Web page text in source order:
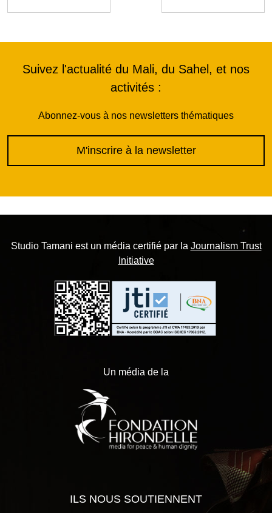
Suivez l'actualité du Mali, du Sahel, et nos
activités :
Abonnez-vous à nos newsletters thématiques
M'inscrire à la newsletter
Studio Tamani est un média certifié par la Journalism Trust
Initiative
Un média de la
ILS NOUS SOUTIENNENT